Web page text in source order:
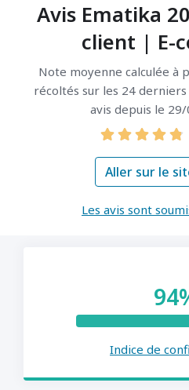
Avis Ematika
client | E-
Note moyenne calculée à
récoltés sur les 24
avis depuis le
Aller sur le
Les avis sont
Indice de